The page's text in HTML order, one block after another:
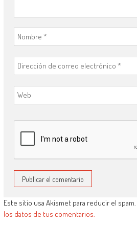
Este sitio usa Akismet para reducir el spam.
los datos de tus comentarios.